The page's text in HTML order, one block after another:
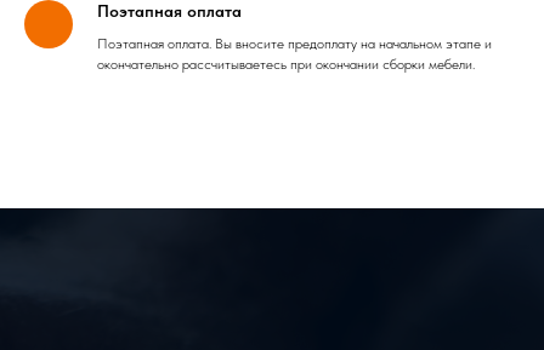
Поэтапная оплата
Поэтапная оплата. Вы вносите предоплату на начальном этапе и
окончательно рассчитываетесь при окончании сборки мебели.